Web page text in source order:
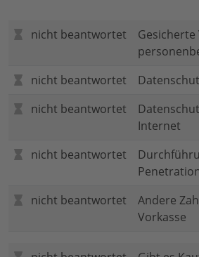
nicht beantwortet
nicht beantwortet
nicht beantwortet
Internet
nicht beantwortet
nicht beantwortet
Andere
Vorkasse